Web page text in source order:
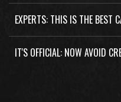
EXPERTS: THIS IS THE BEST
IT'S OFFICIAL: NOW AVOID